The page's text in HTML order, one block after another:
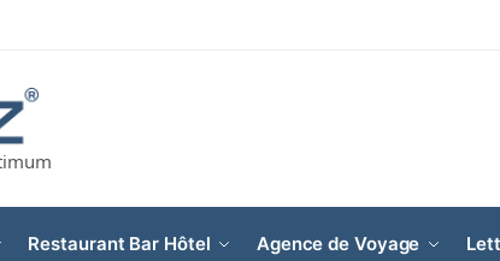
Restaurant Bar Hôtel Agence de Voyage